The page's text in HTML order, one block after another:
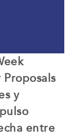
Proposals
y
entre